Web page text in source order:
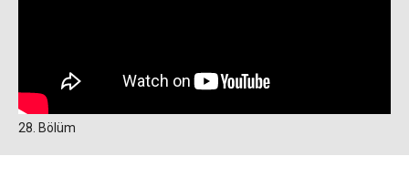
28. Bölüm